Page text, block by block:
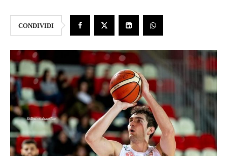
CONDIVIDI